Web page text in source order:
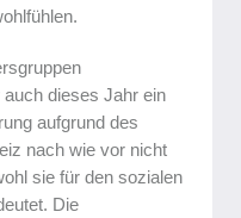
dieses Jahr ein
aufgrund des
nach wie vor nicht
sie für den sozialen
Die